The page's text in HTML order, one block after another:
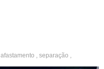
afastamento , separação ,